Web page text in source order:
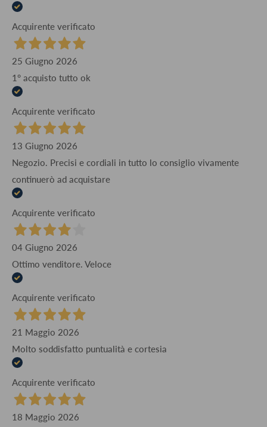
Acquirente verificato
25 Giugno 2026
1° acquisto tutto ok
Acquirente verificato
13 Giugno 2026
Negozio. Precisi e cordiali in tutto lo consiglio vivamente
continuerò ad acquistare
Acquirente verificato
04 Giugno 2026
Ottimo venditore. Veloce
Acquirente verificato
21 Maggio 2026
Molto soddisfatto puntualità e cortesia
Acquirente verificato
18 Maggio 2026